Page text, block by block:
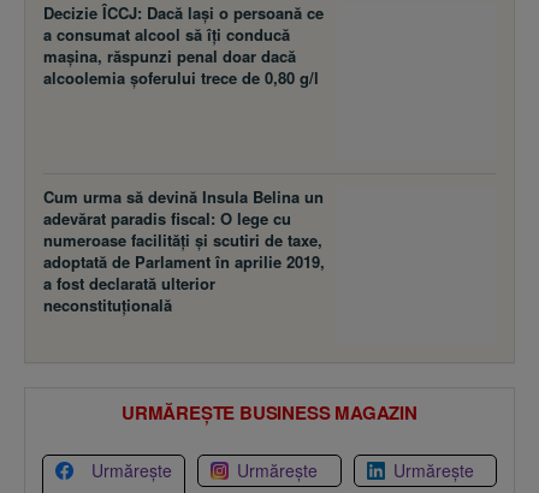
Decizie ÎCCJ: Dacă laşi o persoană ce
a consumat alcool să îţi conducă
maşina, răspunzi penal doar dacă
alcoolemia şoferului trece de 0,80 g/l
Cum urma să devină Insula Belina un
adevărat paradis fiscal: O lege cu
numeroase facilităţi şi scutiri de taxe,
adoptată de Parlament în aprilie 2019,
a fost declarată ulterior
neconstituţională
URMĂREȘTE BUSINESS MAGAZIN
Urmărește Urmărește Urmărește